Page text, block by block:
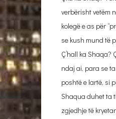
verbërisht vetëm
kolegë e as për
se kush mund të
Ç’hall ka Shaqa?
ndaj ai, para se
poshtë e lartë, si
Shaqua duhet ta
zgjedhje të